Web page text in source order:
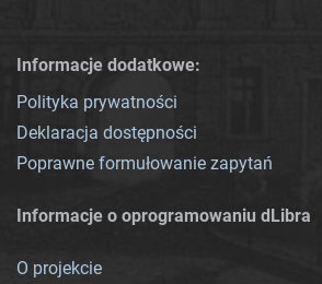
Informacje dodatkowe:
Polityka prywatności
Deklaracja dostępności
Poprawne formułowanie zapytań
Informacje o oprogramowaniu dLibra
O projekcie